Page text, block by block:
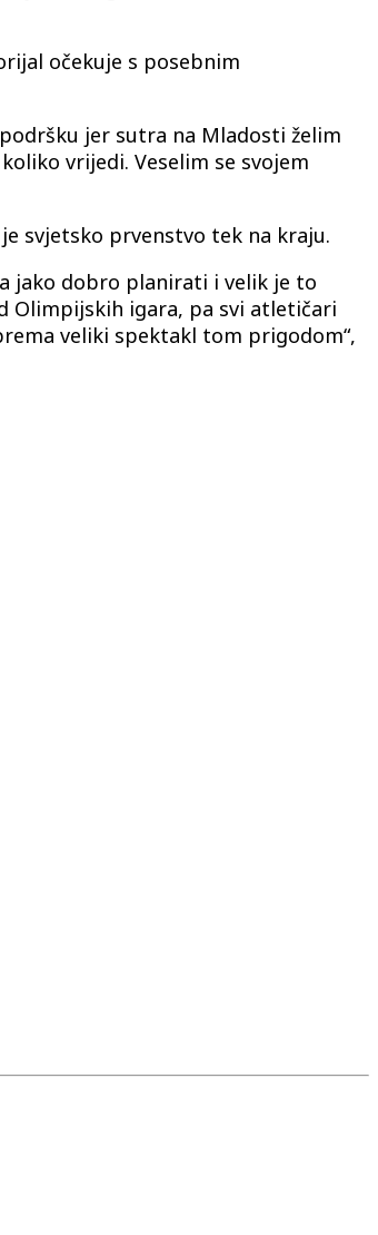
očekuje s posebnim
jer sutra na Mladosti želim
vrijedi. Veselim se svojem
svjetsko prvenstvo tek na kraju.
jako dobro planirati i velik je to
Olimpijskih igara, pa svi atletičari
veliki spektakl tom prigodom“,